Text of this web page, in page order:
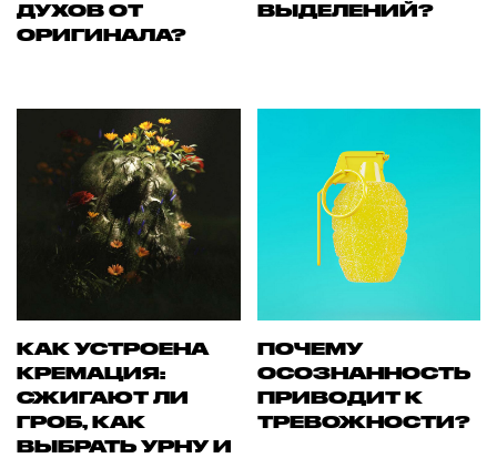
ДУХОВ ОТ
ОРИГИНАЛА?
ВЫДЕЛЕНИЙ?
КАК УСТРОЕНА
КРЕМАЦИЯ:
СЖИГАЮТ ЛИ
ГРОБ, КАК
ВЫБРАТЬ УРНУ И
ПОЧЕМУ
ОСОЗНАННОСТЬ
ПРИВОДИТ К
ТРЕВОЖНОСТИ?